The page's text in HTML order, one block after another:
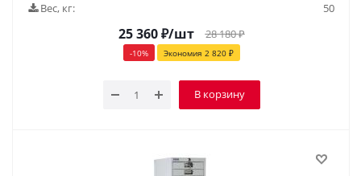
Вес, кг:
50
25 360₽/шт 28 180₽
-10% Экономия 2 820₽
В корзину